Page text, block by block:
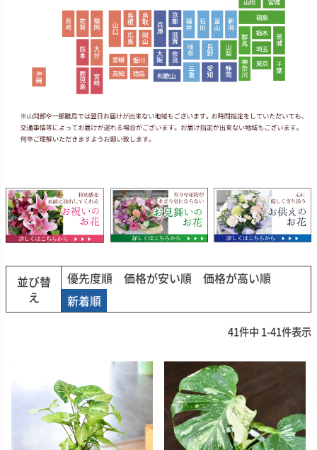
並び替
え
優先度順 価格が安い順
価格が高い順
新着順
41件中 1-41件表示